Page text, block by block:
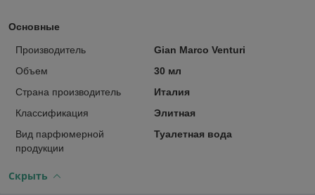
Основные
Производитель
Gian Marco Venturi
Объем
30 мл
Страна производитель
Италия
Классификация
Элитная
Вид парфюмерной
продукции
Туалетная вода
Скрыть